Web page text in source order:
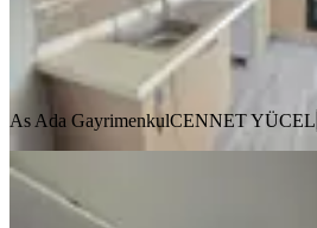
As Ada GayrimenkulCENNET YÜCEL
Ara
As Ada GayrimenkulCENNET YÜCEL